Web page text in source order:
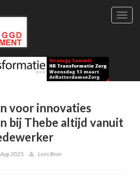
voor innovaties
bij Thebe altijd vanuit
2025 Lees Bron